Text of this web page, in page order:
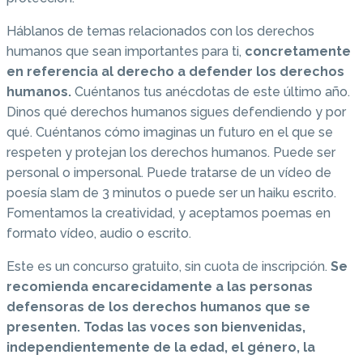
Háblanos de temas relacionados con los derechos
humanos que sean importantes para ti, concretamente
en referencia al derecho a defender los derechos
humanos. Cuéntanos tus anécdotas de este último año.
Dinos qué derechos humanos sigues defendiendo y por
qué. Cuéntanos cómo imaginas un futuro en el que se
respeten y protejan los derechos humanos. Puede ser
personal o impersonal. Puede tratarse de un vídeo de
poesía slam de 3 minutos o puede ser un haiku escrito.
Fomentamos la creatividad, y aceptamos poemas en
formato vídeo, audio o escrito.
Este es un concurso gratuito, sin cuota de inscripción. Se
recomienda encarecidamente a las personas
defensoras de los derechos humanos que se
presenten. Todas las voces son bienvenidas,
independientemente de la edad, el género, la